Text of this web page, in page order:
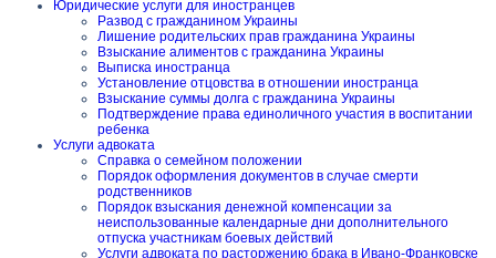
Юридические услуги для иностранцев
Развод с гражданином Украины
Лишение родительских прав гражданина Украины
Взыскание алиментов с гражданина Украины
Выписка иностранца
Установление отцовства в отношении иностранца
Взыскание суммы долга с гражданина Украины
Подтверждение права единоличного участия в воспитании
ребенка
Услуги адвоката
Справка о семейном положении
Порядок оформления документов в случае смерти
родственников
Порядок взыскания денежной компенсации за
неиспользованные календарные дни дополнительного
отпуска участникам боевых действий
Услуги адвоката по расторжению брака в Ивано-Франковске